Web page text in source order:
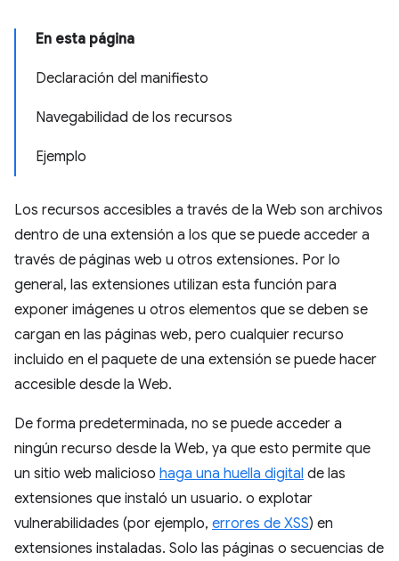
En esta página
Declaración del manifiesto
Navegabilidad de los recursos
Ejemplo
Los recursos accesibles a través de la Web son archivos
dentro de una extensión a los que se puede acceder a
través de páginas web u otros extensiones. Por lo
general, las extensiones utilizan esta función para
exponer imágenes u otros elementos que se deben se
cargan en las páginas web, pero cualquier recurso
incluido en el paquete de una extensión se puede hacer
accesible desde la Web.
De forma predeterminada, no se puede acceder a
ningún recurso desde la Web, ya que esto permite que
un sitio web malicioso haga una huella digital de las
extensiones que instaló un usuario. o explotar
vulnerabilidades (por ejemplo, errores de XSS) en
extensiones instaladas. Solo las páginas o secuencias de